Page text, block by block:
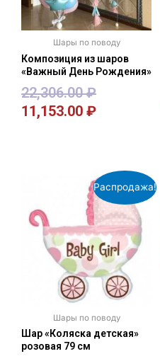
Шары по поводу
Композиция из шаров
«Важный День Рождения»
22,306.00₽
11,153.00 ₽
Распродажа!
Шары по поводу
Шар «Коляска детская»
розовая 79 см